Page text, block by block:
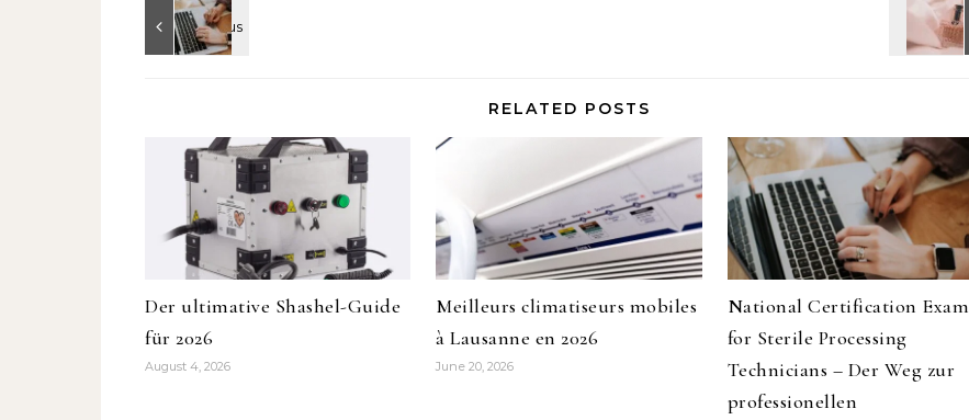
RELATED POSTS
Der ultimative Shashel-Guide
für 2026
August 4, 2026
Meilleurs climatiseurs mobiles
à Lausanne en 2026
June 20, 2026
National Certification Exam
for Sterile Processing
Technicians – Der Weg zur
professionellen